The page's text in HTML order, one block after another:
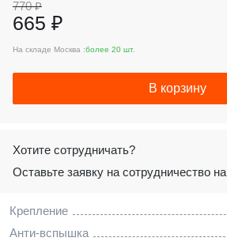
Крепление
Анти-вспышка
770 ₽
665 ₽
На складе Москва :более 20 шт.
В корзину
Хотите сотрудничать?
Оставьте заявку на сотрудничество на